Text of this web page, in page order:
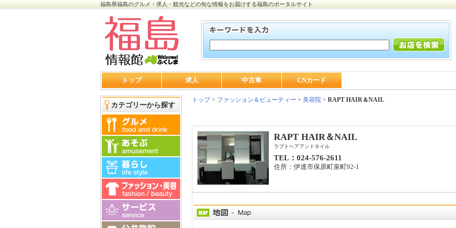
福島県福島のグルメ・求人・観光などの旬な情報をお届けする福島のポータルサイト
トップ 求人 中古車 CNカード
カテゴリーから探す
トップ> ファッション＆ビューティー > 美容院 > RAPT HAIR＆NAIL
RAPT HAIR＆NAIL
ラプトヘアアンドネイル
TEL：024-576-2611
住所：伊達市保原町泉町92-1